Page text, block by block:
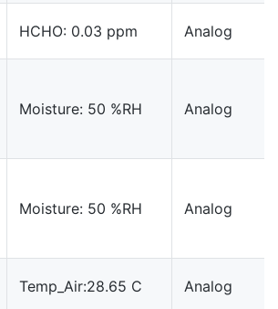
HCHO: 0.03 ppm Analog
Moisture: 50 %RH Analog
Moisture: 50 %RH Analog
Temp_Air:28.65 C Analog